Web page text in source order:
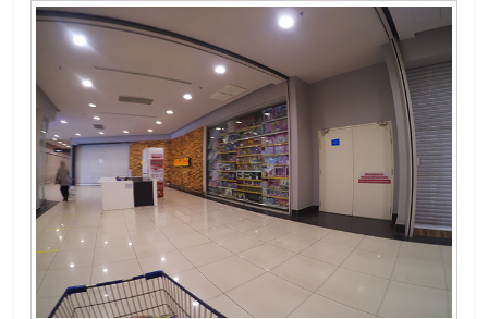
แฟ
รน
ไชส์,
รวม
แฟ